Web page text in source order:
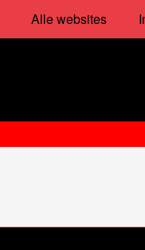
Alle websites